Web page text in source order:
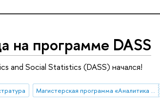
на программе DASS
and Social Statistics (DASS) начался!
Магистерская программа «Аналитика данных и прикладная статистика / Data Analytics and Social Statistics»